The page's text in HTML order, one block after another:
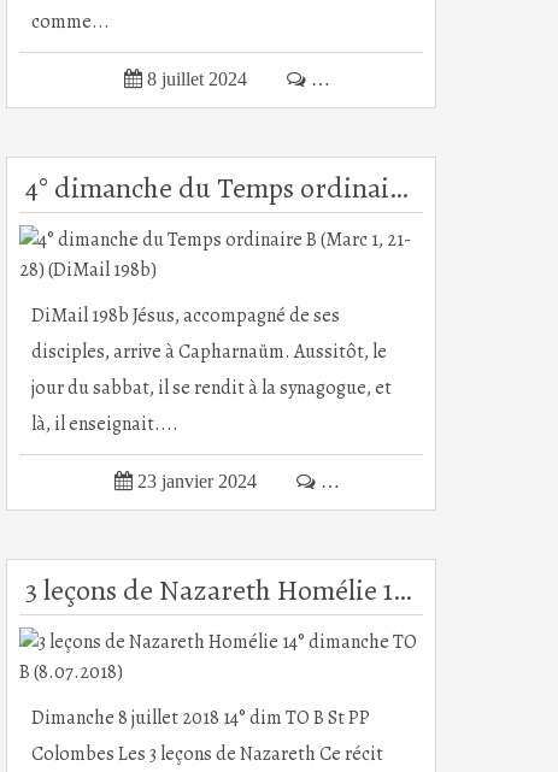
comme...
 8 juillet 2024  …
4° dimanche du Temps ordinaire B (Marc 1, 21-28) (DiMail 198b)
DiMail 198b Jésus, accompagné de ses
disciples, arrive à Capharnaüm. Aussitôt, le
jour du sabbat, il se rendit à la synagogue, et
là, il enseignait....
 23 janvier 2024  …
3 leçons de Nazareth Homélie 14° dimanche TO B (8.07.2018)
Dimanche 8 juillet 2018 14° dim TO B St PP
Colombes Les 3 leçons de Nazareth Ce récit